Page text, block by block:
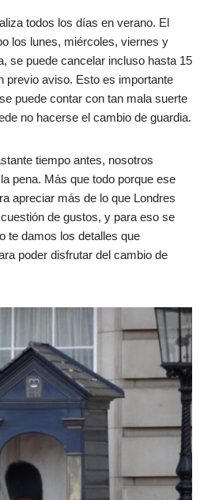
todos los días en verano. El
los lunes, miércoles, viernes y
se puede cancelar incluso hasta 15
previo aviso. Esto es importante
puede contar con tan mala suerte
no hacerse el cambio de guardia.
tiempo antes, nosotros
pena. Más que todo porque ese
apreciar más de lo que Londres
de gustos, y para eso se
te damos los detalles que
poder disfrutar del cambio de